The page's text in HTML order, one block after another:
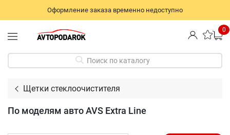
Оформление заказа временно недоступно
0
Поиск по каталогу
Щетки стеклоочистителя
По моделям авто AVS Extra Line